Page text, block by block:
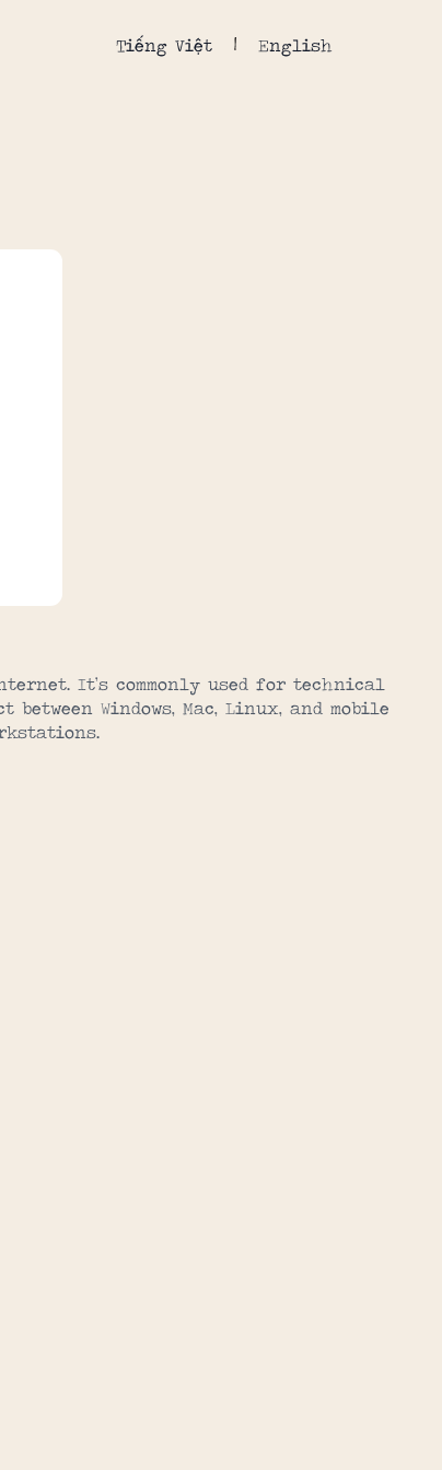
Tiếng Việt English
It’s commonly used for technical
Windows, Mac, Linux, and mobile